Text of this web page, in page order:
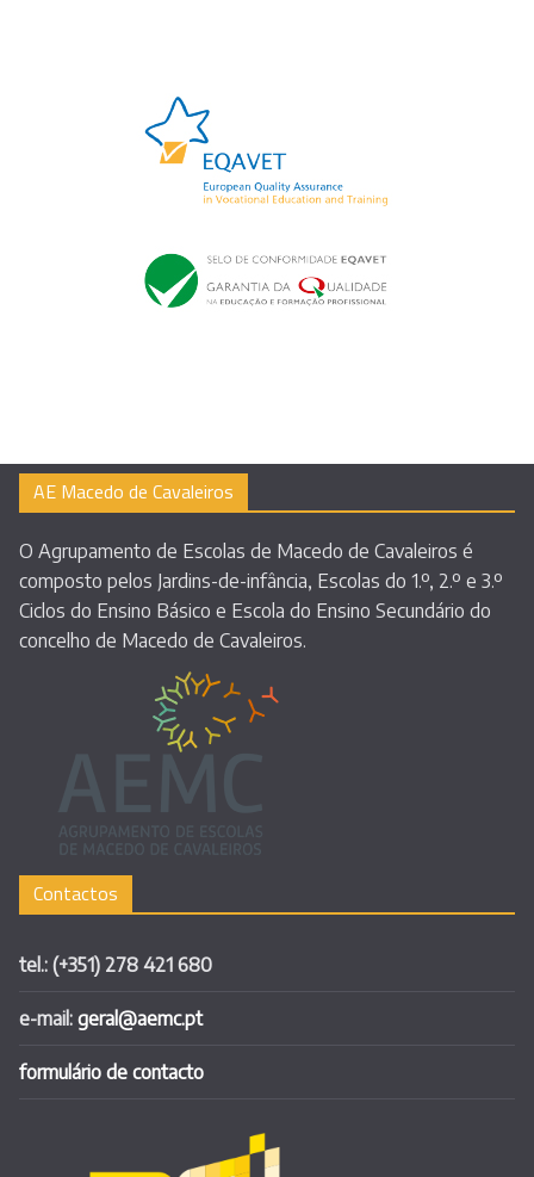
AE Macedo de Cavaleiros
O Agrupamento de Escolas de Macedo de Cavaleiros é
composto pelos Jardins-de-infância, Escolas do 1.º, 2.º e 3.º
Ciclos do Ensino Básico e Escola do Ensino Secundário do
concelho de Macedo de Cavaleiros.
Contactos
tel.: (+351) 278 421 680
e-mail: geral@aemc.pt
formulário de contacto